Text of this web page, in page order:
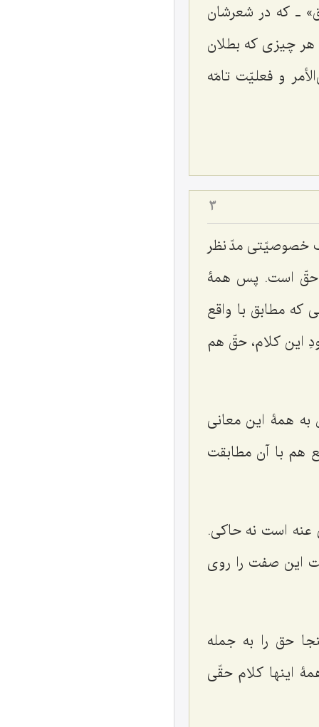
ـ که در شعرشان
هر چیزی که بطلان
و فعلیّت تامّه
3
خصوصیّتی مدّ نظر
حقّ است. پس همۀ
که مطابق با واقع
این کلام، حقّ هم
به همۀ این معانی
هم با آن مطابقت
است نه حاکی.
این صفت را روی
حق را به جمله
اینها کلام حقّی